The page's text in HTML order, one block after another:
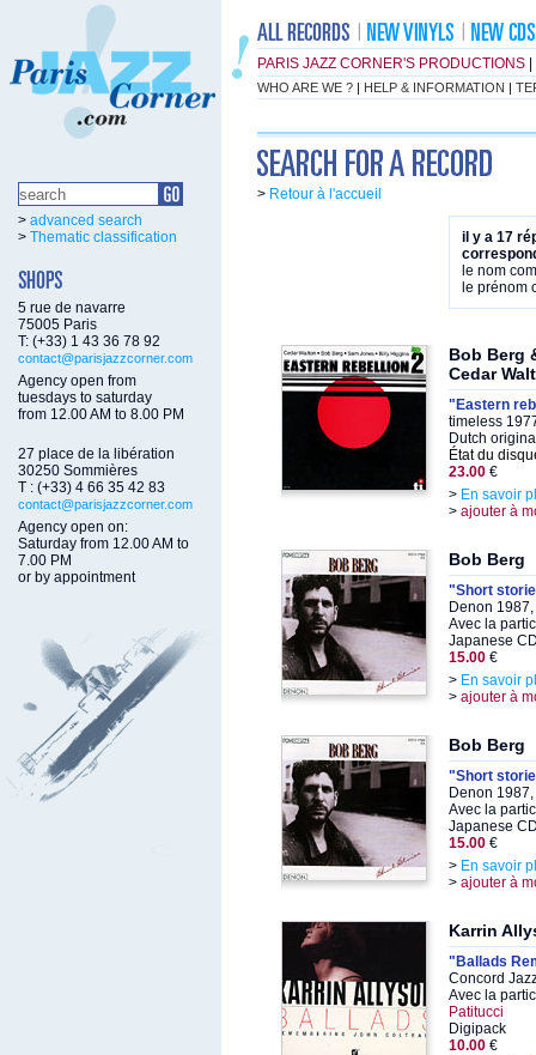
PARIS JAZZ CORNER'S PRODUCTIONS
WHO ARE WE ? | HELP & INFORMATION |
> advanced search
> Thematic classification
5 rue de navarre
75005 Paris
T: (+33) 1 43 36 78 92
contact@parisjazzcorner.com
Agency open from
tuesdays to saturday
from 12.00 AM to 8.00 PM
27 place de la libération
30250 Sommières
T : (+33) 4 66 35 42 83
contact@parisjazzcorner.com
Agency open on:
Saturday from 12.00 AM to
7.00 PM
or by appointment
> Retour à l'accueil
il y a 17
le nom
le prénom
Bob Berg
Cedar
"Eastern
timeless
Dutch
État du
23.00 €
> En savoir
> ajouter à
Bob Berg
"Short
Denon
Avec la
Japanese
15.00 €
> En savoir
> ajouter à
Bob Berg
"Short
Denon
Avec la
Japanese
15.00 €
> En savoir
> ajouter à
Karrin
"Ballads
Concord
Avec la
Patitucci
Digipack
10.00 €